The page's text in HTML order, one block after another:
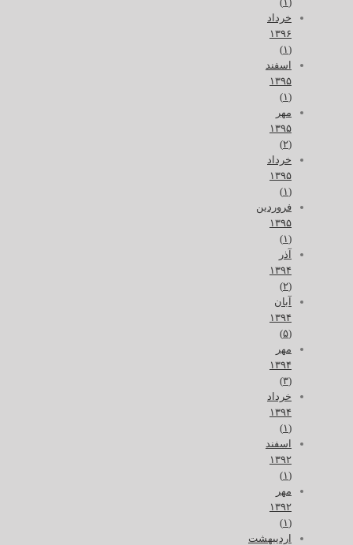
خرداد
۱۳۹۶
اسفند
۱۳۹۵
مهر
۱۳۹۵
خرداد
۱۳۹۵
فروردین
۱۳۹۵
آذر
۱۳۹۴
آبان
۱۳۹۴
مهر
۱۳۹۴
خرداد
۱۳۹۴
اسفند
۱۳۹۲
مهر
۱۳۹۲
اردیبهشت